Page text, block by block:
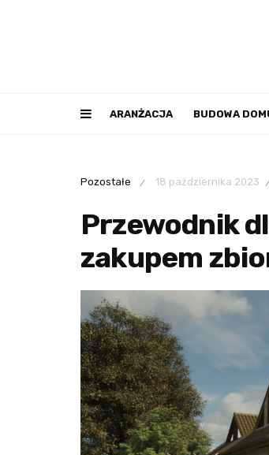
ARANŻACJA BUDOWA
Pozostałe / 18 października 2023
Przewodnik
zakupem